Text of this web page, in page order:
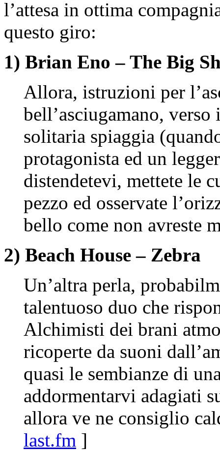
l’attesa in ottima
questo giro:
1) Brian Eno – The Big
Allora, istruzioni per
bell’asciugamano,
solitaria spiaggia
protagonista ed un
distendetevi, mettete le
pezzo ed osservate
bello come non avreste
2) Beach House – Zebra
Un’altra perla,
talentuoso duo che
Alchimisti dei brani
ricoperte da suoni
quasi le sembianze di
addormentarvi adagiati
allora ve ne consiglio
last.fm ]